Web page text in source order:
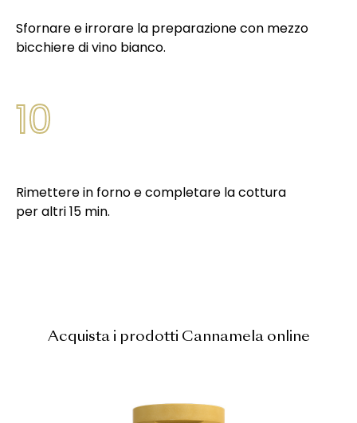
Acquista i prodotti Cannamela online
Sfornare e irrorare la preparazione con mezzo
bicchiere di vino bianco.
10
Rimettere in forno e completare la cottura
per altri 15 min.